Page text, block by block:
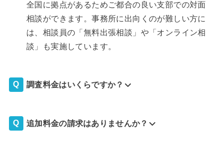
全国に拠点があるためご都合の良い支部での対面
相談ができます。事務所に出向くのが難しい方に
は、相談員の「無料出張相談」や「オンライン相
談」も実施しています。
調査料金はいくらですか？
追加料金の請求はありませんか？